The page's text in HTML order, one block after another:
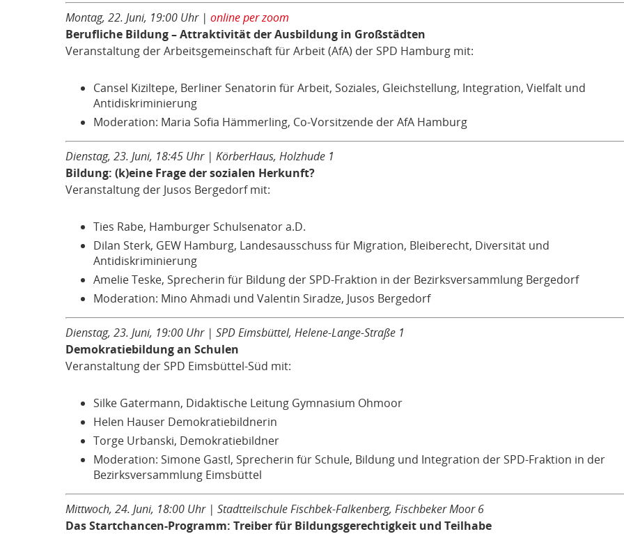
Montag, 22. Juni, 19:00 Uhr | online per zoom
Berufliche Bildung – Attraktivität der Ausbildung in Großstädten
Veranstaltung der Arbeitsgemeinschaft für Arbeit (AfA) der SPD Hamburg mit:
Cansel Kiziltepe, Berliner Senatorin für Arbeit, Soziales, Gleichstellung, Integration, Vielfalt und
Antidiskriminierung
Moderation: Maria Sofia Hämmerling, Co-Vorsitzende der AfA Hamburg
Dienstag, 23. Juni, 18:45 Uhr | KörberHaus, Holzhude 1
Bildung: (k)eine Frage der sozialen Herkunft?
Veranstaltung der Jusos Bergedorf mit:
Ties Rabe, Hamburger Schulsenator a.D.
Dilan Sterk, GEW Hamburg, Landesausschuss für Migration, Bleiberecht, Diversität und
Antidiskriminierung
Amelie Teske, Sprecherin für Bildung der SPD-Fraktion in der Bezirksversammlung Bergedorf
Moderation: Mino Ahmadi und Valentin Siradze, Jusos Bergedorf
Dienstag, 23. Juni, 19:00 Uhr | SPD Eimsbüttel, Helene-Lange-Straße 1
Demokratiebildung an Schulen
Veranstaltung der SPD Eimsbüttel-Süd mit:
Silke Gatermann, Didaktische Leitung Gymnasium Ohmoor
Helen Hauser Demokratiebildnerin
Torge Urbanski, Demokratiebildner
Moderation: Simone Gastl, Sprecherin für Schule, Bildung und Integration der SPD-Fraktion in der
Bezirksversammlung Eimsbüttel
Mittwoch, 24. Juni, 18:00 Uhr | Stadtteilschule Fischbek-Falkenberg, Fischbeker Moor 6
Das Startchancen-Programm: Treiber für Bildungsgerechtigkeit und Teilhabe